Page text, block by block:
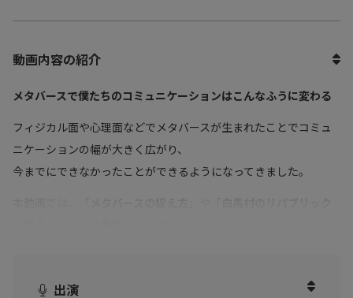
動画内容の紹介
メタバースで僕たちのコミュニケーションはこんなふうに変わる
フィジカル面や心理面などでメタバースが生まれたことでコミュ
ニケーションの幅が大きく広がり、
今までにできなかったことができるようになってきました。
出演